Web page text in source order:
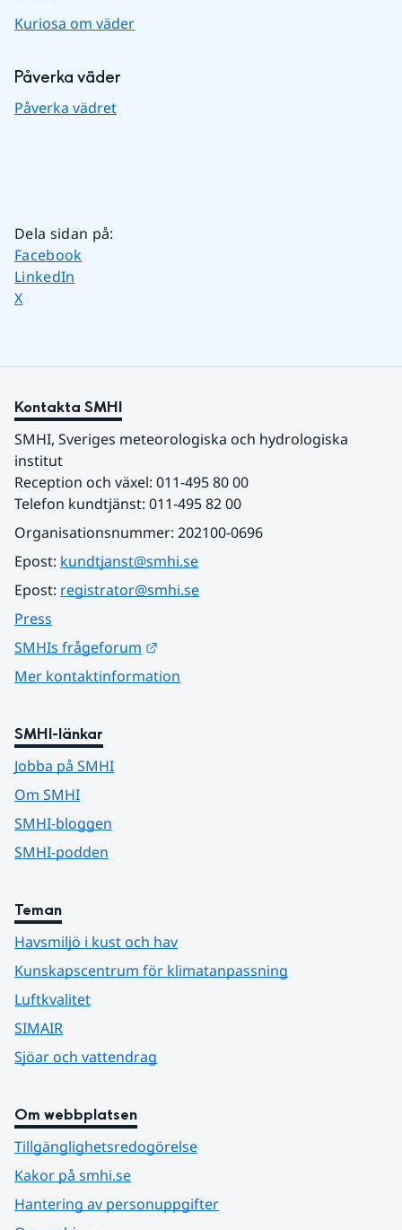
Kuriosa om väder
Påverka väder
Påverka vädret
Dela sidan på:
Dela sidan på
Facebook
Dela sidan på
LinkedIn
Dela sidan på
X
Kontakta SMHI
SMHI, Sveriges meteorologiska och hydrologiska
institut
Reception och växel: 011-495 80 00
Telefon kundtjänst: 011-495 82 00
Organisationsnummer: 202100-0696
Epost: kundtjanst@smhi.se
Epost: registrator@smhi.se
Press
SMHIs frågeforum
Mer kontaktinformation
SMHI-länkar
Jobba på SMHI
Om SMHI
SMHI-bloggen
SMHI-podden
Teman
Havsmiljö i kust och hav
Kunskapscentrum för klimatanpassning
Luftkvalitet
SIMAIR
Sjöar och vattendrag
Om webbplatsen
Tillgänglighetsredogörelse
Kakor på smhi.se
Hantering av personuppgifter